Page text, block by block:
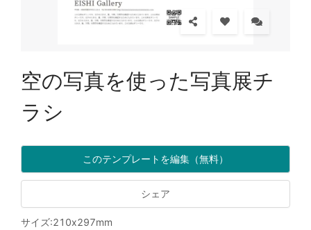
空の写真を使った写真展チ
ラシ
このテンプレートを編集（無料）
シェア
サイズ:210x297mm